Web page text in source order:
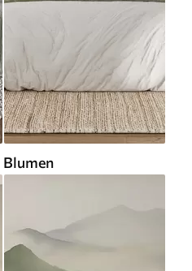
Blumen